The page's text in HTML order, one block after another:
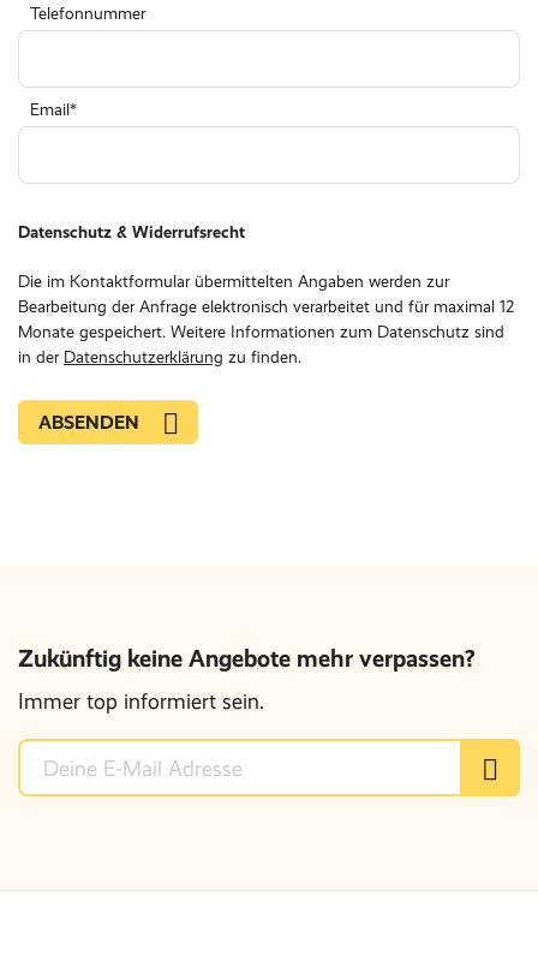
Telefonnummer
Email
Datenschutz & Widerrufsrecht
Die im Kontaktformular übermittelten Angaben werden zur
Bearbeitung der Anfrage elektronisch verarbeitet und für maximal 12
Monate gespeichert. Weitere Informationen zum Datenschutz sind
in der Datenschutzerklärung zu finden.
Zukünftig keine Angebote mehr verpassen?
Immer top informiert sein.